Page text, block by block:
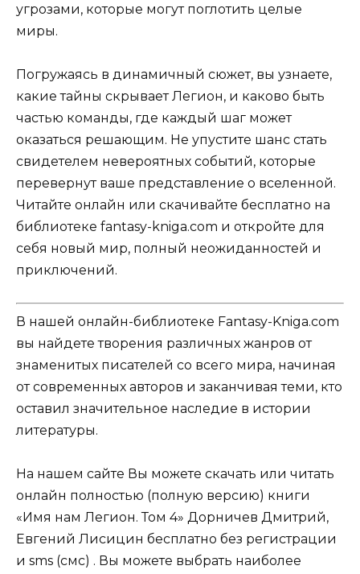
угрозами, которые могут поглотить целые
миры.
Погружаясь в динамичный сюжет, вы узнаете,
какие тайны скрывает Легион, и каково быть
частью команды, где каждый шаг может
оказаться решающим. Не упустите шанс стать
свидетелем невероятных событий, которые
перевернут ваше представление о вселенной.
Читайте онлайн или скачивайте бесплатно на
библиотеке fantasy-kniga.com и откройте для
себя новый мир, полный неожиданностей и
приключений.
В нашей онлайн-библиотеке Fantasy-Kniga.com
вы найдете творения различных жанров от
знаменитых писателей со всего мира, начиная
от современных авторов и заканчивая теми, кто
оставил значительное наследие в истории
литературы.
На нашем сайте Вы можете скачать или читать
онлайн полностью (полную версию) книги
«Имя нам Легион. Том 4» Дорничев Дмитрий,
Евгений Лисицин бесплатно без регистрации
и sms (смс) . Вы можете выбрать наиболее